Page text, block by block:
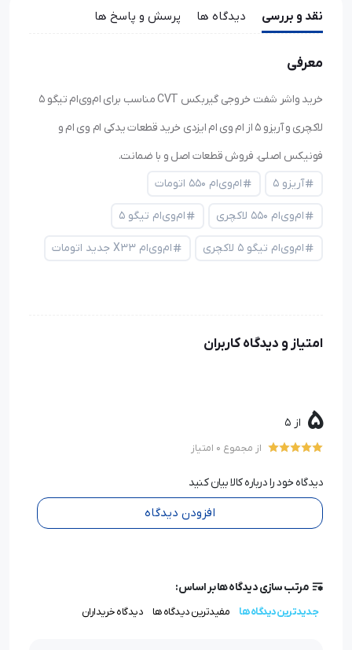
نقد و بررسی دیدگاه ها پرسش و پاسخ ها
معرفی
خرید واشر شفت خروجی گيربکس CVT مناسب برای ام‌وی‌ام تیگو ۵
لاکچری و آریزو ۵ از ام وی ام ایزدی خرید قطعات یدکی ام وی ام و
فونیکس اصلی. فروش قطعات اصل و با ضمانت.
آریزو ۵
ام‌وی‌ام ۵۵۰ اتومات
ام‌وی‌ام ۵۵۰ لاکچری ام‌وی‌ام تیگو ۵
ام‌وی‌ام تیگو ۵ لاکچری ام‌وی‌ام X33 جدید اتومات
امتیاز و دیدگاه کاربران
5 از 5
از مجموع 0 امتیاز
دیدگاه خود را درباره کالا بیان کنید
افزودن دیدگاه
مرتب سازی دیدگاه ها بر اساس:
جدیدترین دیدگاه ها مفیدترین دیدگاه ها دیدگاه خریداران